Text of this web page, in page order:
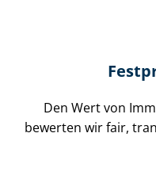
Den Wert von
bewerten wir fair,